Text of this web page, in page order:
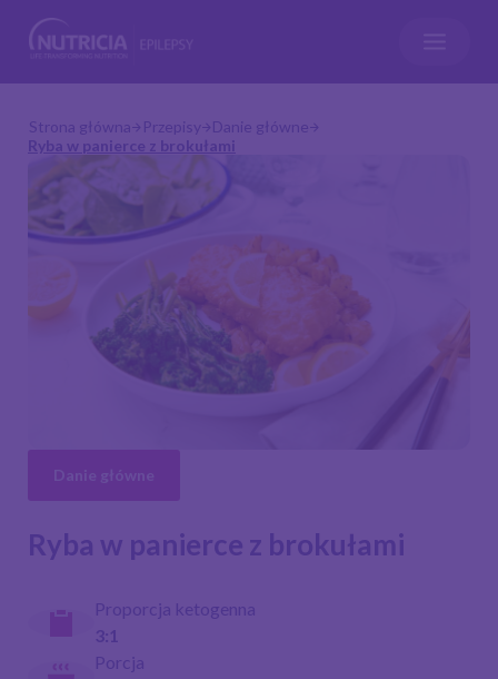
Strona główna Przepisy
Danie główne
Ryba w panierce z brokułami
Danie główne
Ryba w panierce z brokułami
Proporcja ketogenna
3:1
Porcja